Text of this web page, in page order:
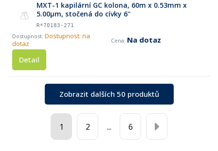
MXT-1 kapilární GC kolona, 60m x 0.53mm x
5.00μm, stočená do cívky 6''
R*70183-271
Dostupnost: na
dotaz
Na dotaz
Detail
Zobrazit dalších 50 produktů
1 2 ... 6